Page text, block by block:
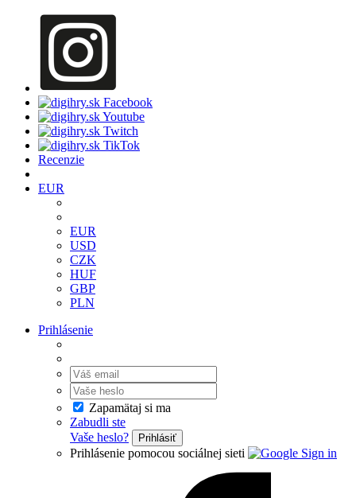
Recenzie
EUR
EUR
USD
CZK
HUF
GBP
PLN
Prihlásenie
Zapamätaj si ma
Zabudli ste
Vaše heslo?
Prihlásiť
Prihlásenie pomocou sociálnej sieti